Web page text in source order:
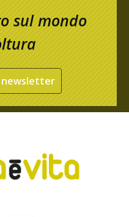
sul mondo
newsletter